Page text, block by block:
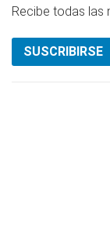
Recibe todas las
SUSCRIBIRSE